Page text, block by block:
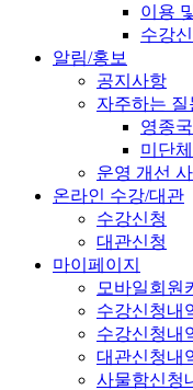
이용
수강
알림/홍보
공지사항
자주하는 질
영종
미단
운영 개선
온라인 수강/대관
수강신청
대관신청
마이페이지
모바일회원
수강신청내
수강신청내
대관신청내
사물함신청